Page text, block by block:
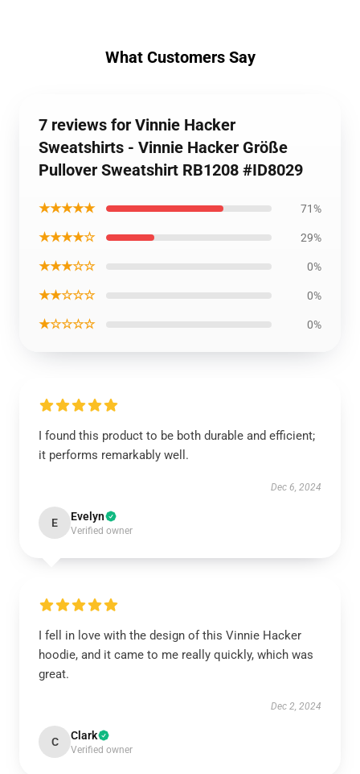
What Customers Say
7 reviews for Vinnie Hacker
Sweatshirts - Vinnie Hacker Größe
Pullover Sweatshirt RB1208 #ID8029
★★★★★ 71%
★★★★☆ 29%
★★★☆☆ 0%
★★☆☆☆ 0%
★☆☆☆☆ 0%
I found this product to be both durable and efficient;
it performs remarkably well.
Dec 6, 2024
E Evelyn
Verified owner
I fell in love with the design of this Vinnie Hacker
hoodie, and it came to me really quickly, which was
great.
Dec 2, 2024
C Clark
Verified owner